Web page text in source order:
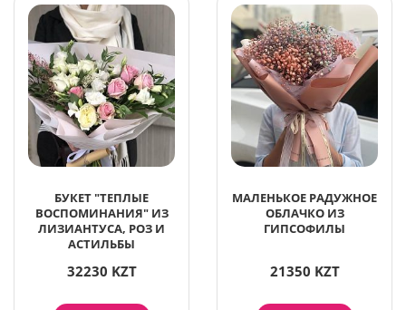
БУКЕТ "ТЕПЛЫЕ
ВОСПОМИНАНИЯ" ИЗ
ЛИЗИАНТУСА, РОЗ И
АСТИЛЬБЫ
32230 KZT
МАЛЕНЬКОЕ РАДУЖНОЕ
ОБЛАЧКО ИЗ
ГИПСОФИЛЫ
21350 KZT